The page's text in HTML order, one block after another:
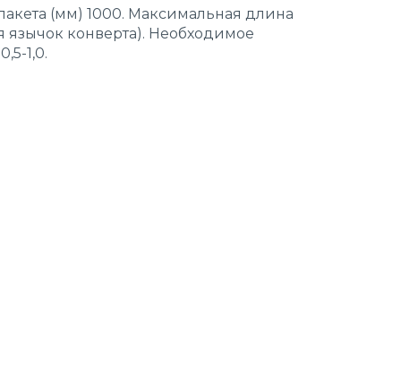
(мм) 1000. Максимальная длина
язычок конверта). Необходимое
1,0.